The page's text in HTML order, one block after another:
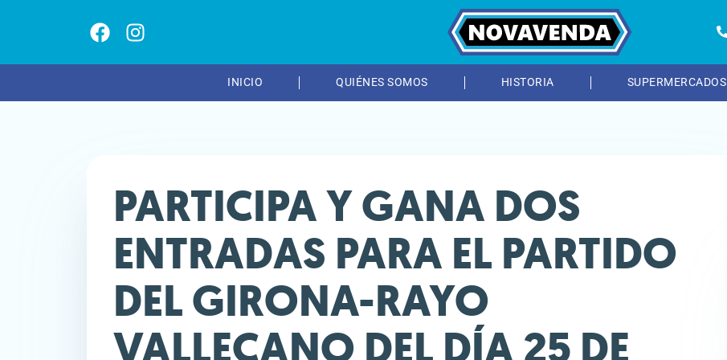
INICIO QUIÉNES SOMOS HISTORIA SUPERMERCADOS
PARTICIPA Y GANA DOS
ENTRADAS PARA EL PARTIDO
DEL GIRONA-RAYO